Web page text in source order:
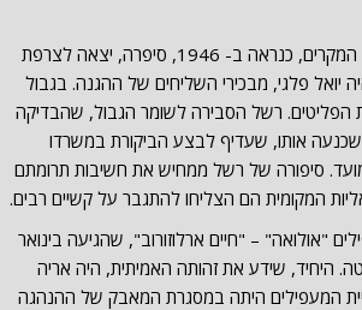
גם רשל שייגאם עסקה בהעברת שיירות של פליטים לצרפת. באחד המקרים, כנראה ב- 1946, סיפרה, יצאה לצרפת
יואל פלגי, מבכירי השליחים של ההגנה. בגבול
רשל הסבירה לשומר הגבול, שהבדיקה
אותו, שעדיף לבצע הביקורת במשרדו
מועד. סיפורה של רשל ממחיש את חשיבות תרומתם
המקומית הם הצליחו להתגבר על קשיים רבים.
"אולואה" – "חיים ארלוזורוב", שהגיעה בינואר
היחיד, שידע את זהותה האמיתית, היה אריה
המעפילים היתה במסגרת המאבק של ההנהגה